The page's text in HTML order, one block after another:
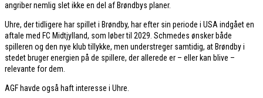
angriber nemlig slet ikke en del af Brøndbys planer.
Uhre, der tidligere har spillet i Brøndby, har efter sin periode i USA indgået en
aftale med FC Midtjylland, som løber til 2029. Schmedes ønsker både
spilleren og den nye klub tillykke, men understreger samtidig, at Brøndby i
stedet bruger energien på de spillere, der allerede er – eller kan blive –
relevante for dem.
AGF havde også haft interesse i Uhre.